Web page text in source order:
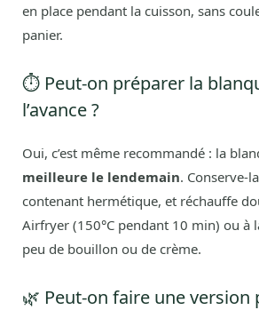
en place pendant la cuisson, sans
panier.
⏱️ Peut-on préparer la
l’avance ?
Oui, c’est même recommandé : la
meilleure le lendemain. Conserve-
contenant hermétique, et réchauffe
Airfryer (150°C pendant 10 min) ou à
peu de bouillon ou de crème.
🌿 Peut-on faire une version